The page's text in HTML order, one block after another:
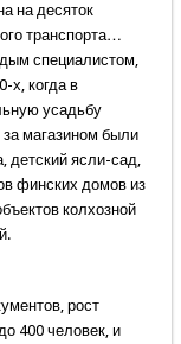
на десяток
транспорта…
специалистом,
х, когда в
усадьбу
магазином были
детский ясли-сад,
финских домов из
колхозной
рост
400 человек, и